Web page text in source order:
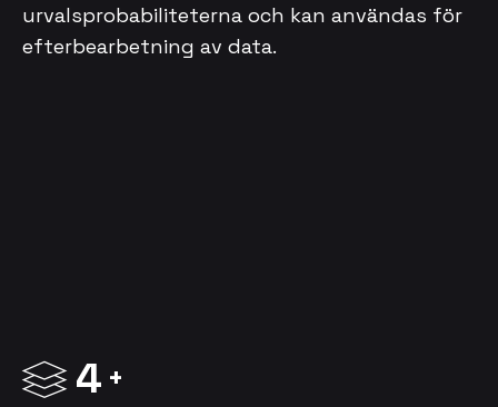
urvalsprobabiliteterna och kan användas för
efterbearbetning av data.
4